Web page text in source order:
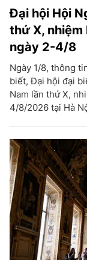
Đại hội Hội
thứ X,
ngày 2-4/8
Ngày 1/8, thông
biết, Đại hội đại
Nam lần thứ X,
4/8/2026 tại Hà